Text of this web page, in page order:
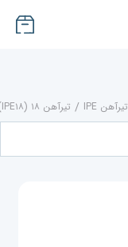
تیرآهن IPE / تیرآهن ۱۸ (IPE۱۸)